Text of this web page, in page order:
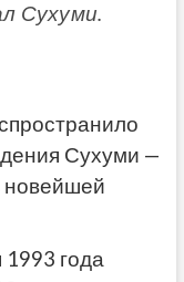
Сухуми.
Сухуми —
новейшей
1993 года